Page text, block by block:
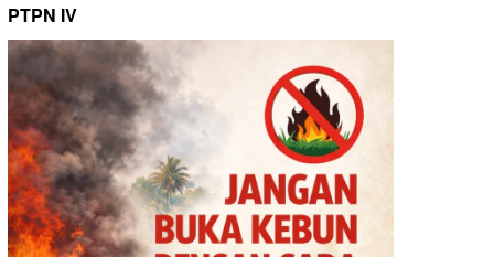
PTPN IV